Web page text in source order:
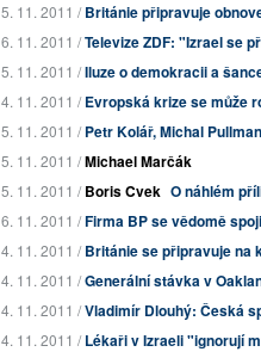
5. 11. 2011 /Británie připravuje
6. 11. 2011 /Televize ZDF: "Izrael se
5. 11. 2011 /Iluze o demokracii a
4. 11. 2011 /Evropská krize se může
5. 11. 2011 /Petr Kolář, Michal
5. 11. 2011 /Michael Marčák
5. 11. 2011 /Boris Cvek O náhlém
6. 11. 2011 /Firma BP se vědomě
4. 11. 2011 /Británie se připravuje na
4. 11. 2011 /Generální stávka v
4. 11. 2011 /Vladimír Dlouhý: Česká
4. 11. 2011 /Lékaři v Izraeli "ignorují